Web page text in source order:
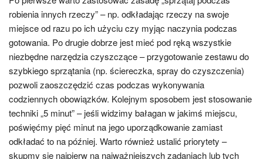
robienia innych rzeczy” – np. odkładając rzeczy na swoje
miejsce od razu po ich użyciu czy myjąc naczynia podczas
gotowania. Po drugie dobrze jest mieć pod ręką wszystkie
niezbędne narzędzia czyszczące – przygotowanie zestawu do
szybkiego sprzątania (np. ściereczka, spray do czyszczenia)
pozwoli zaoszczędzić czas podczas wykonywania
codziennych obowiązków. Kolejnym sposobem jest stosowanie
techniki „5 minut” – jeśli widzimy bałagan w jakimś miejscu,
poświęćmy pięć minut na jego uporządkowanie zamiast
odkładać to na później. Warto również ustalić priorytety –
skupmy się najpierw na najważniejszych zadaniach lub tych